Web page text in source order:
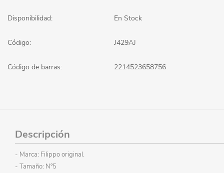
Disponibilidad: En Stock
Código: J429AJ
Código de barras: 2214523658756
Descripción
- Marca: Filippo original.
- Tamaño: Nº5